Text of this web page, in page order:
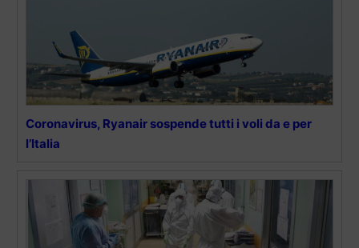
Coronavirus, Ryanair sospende tutti i voli da e per
l’Italia